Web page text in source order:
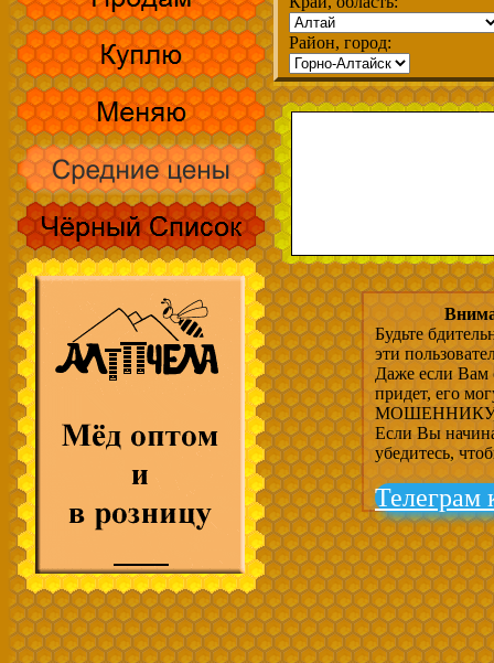
Район, город:
Будьте
эти
Даже если Вам
придет, его
МОШЕННИКУ,
Если Вы
убедитесь,
Телеграм